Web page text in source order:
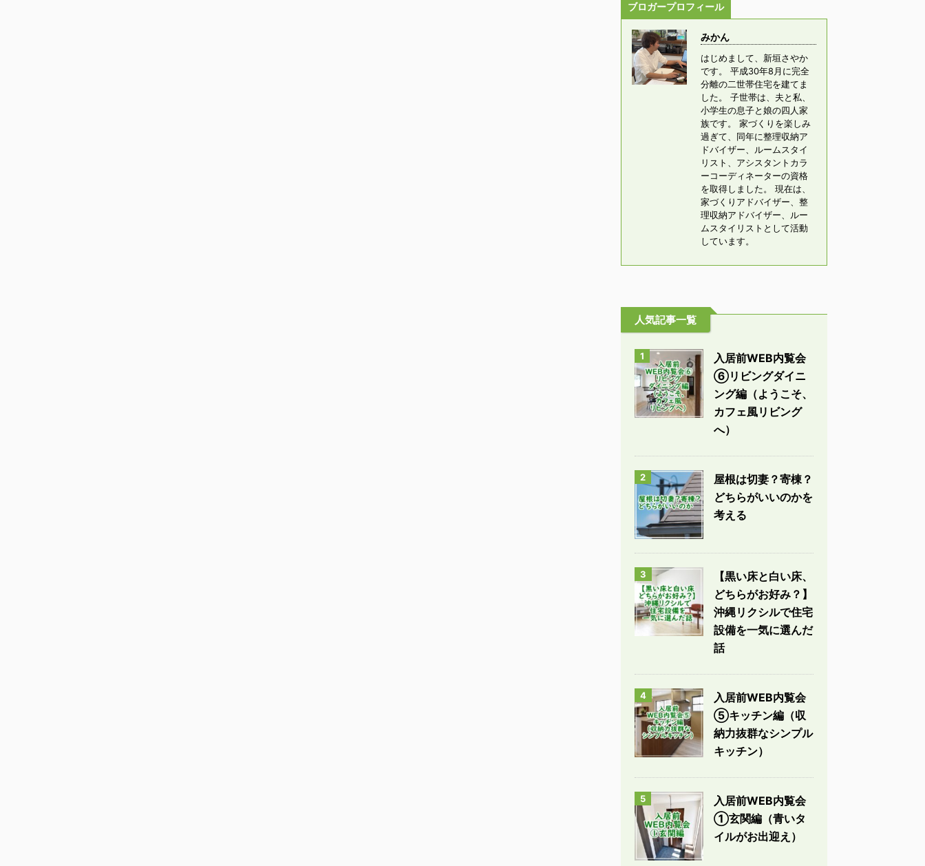
ブロガープロフィール
みかん
はじめまして、新垣さやか
です。 平成30年8月に完全
分離の二世帯住宅を建てま
した。 子世帯は、夫と私、
小学生の息子と娘の四人家
族です。 家づくりを楽しみ
過ぎて、同年に整理収納ア
ドバイザー、ルームスタイ
リスト、アシスタントカラ
ーコーディネーターの資格
を取得しました。 現在は、
家づくりアドバイザー、整
理収納アドバイザー、ルー
ムスタイリストとして活動
しています。
人気記事一覧
1
入居前WEB内覧会
⑥リビングダイニ
ング編（ようこそ、
カフェ風リビング
へ）
2
屋根は切妻？寄棟？
どちらがいいのかを
考える
3
【黒い床と白い床、
どちらがお好み？】
沖縄リクシルで住宅
設備を一気に選んだ
話
4
入居前WEB内覧会
⑤キッチン編（収
納力抜群なシンプル
キッチン）
5
入居前WEB内覧会
①玄関編（青いタ
イルがお出迎え）